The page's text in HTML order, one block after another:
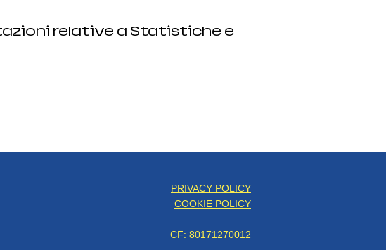
relative a Statistiche e
PRIVACY POLICY
COOKIE POLICY
CF: 80171270012